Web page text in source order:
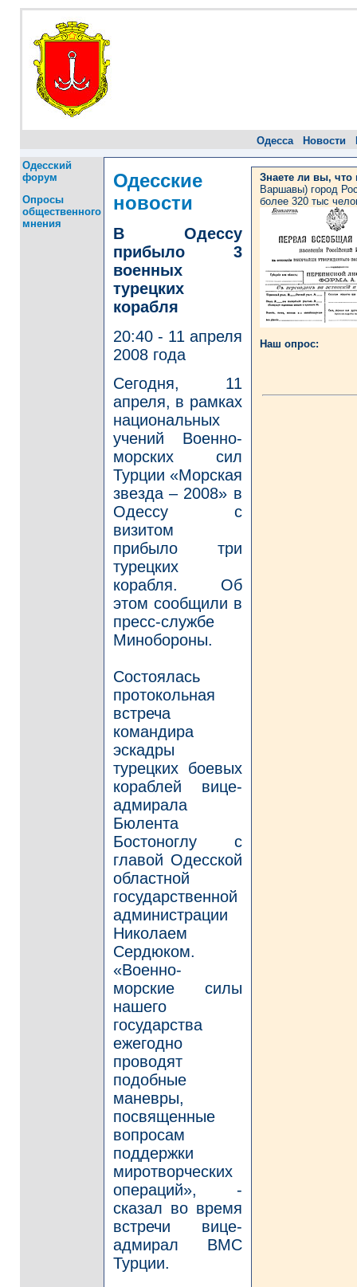
Одесса Новости
Одесский
форум
Опросы
общественного
мнения
Одесские
новости
В Одессу
прибыло 3
военных
турецких
корабля
20:40 - 11 апреля
2008 года
Сегодня, 11
апреля, в рамках
национальных
учений Военно-
морских сил
Турции «Морская
звезда – 2008» в
Одессу с
визитом
прибыло три
турецких
корабля. Об
этом сообщили в
пресс-службе
Минобороны.
Состоялась
протокольная
встреча
командира
эскадры
турецких боевых
кораблей вице-
адмирала
Бюлента
Бостоноглу с
главой Одесской
областной
государственной
администрации
Николаем
Сердюком.
«Военно-
морские силы
нашего
государства
ежегодно
проводят
подобные
маневры,
посвященные
вопросам
поддержки
миротворческих
операций», -
сказал во время
встречи вице-
адмирал ВМС
Турции.
Знаете ли вы, что
Варшавы) город
более 320 тыс
Наш опрос: